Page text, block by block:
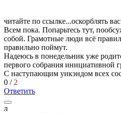
читайте по ссылке...оскорблять
Всем пока. Попарьтесь тут,
собой. Грамотные люди всё
правильно поймут.
Надеюсь в понедельник уже
первого собрания инициативной
С наступающим уикэндом всех
0 / 2
Ответить
л